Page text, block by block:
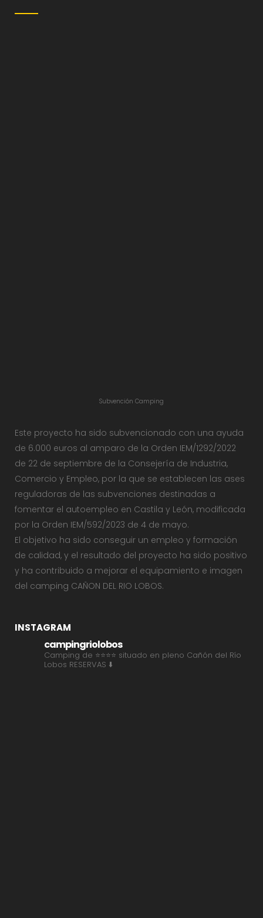
Subvención Camping
Este proyecto ha sido subvencionado con una ayuda
de 6.000 euros al amparo de la Orden IEM/1292/2022
de 22 de septiembre de la Consejería de Industria,
Comercio y Empleo, por la que se establecen las ases
reguladoras de las subvenciones destinadas a
fomentar el autoempleo en Castila y León, modificada
por la Orden IEM/592/2023 de 4 de mayo.
El objetivo ha sido conseguir un empleo y formación
de calidad, y el resultado del proyecto ha sido positivo
y ha contribuido a mejorar el equipamiento e imagen
del camping CAÑON DEL RIO LOBOS.
INSTAGRAM
campingriolobos
Camping de ⭐⭐⭐⭐ situado en pleno Cañón del Río
Lobos RESERVAS ⬇️